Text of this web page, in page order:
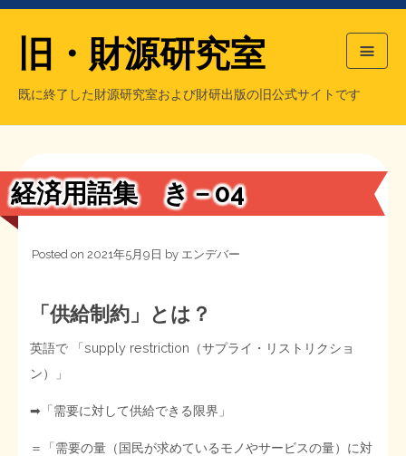
【国の、本当の】財源チラシ／旧・財源研究室
シン財源はあなたです／合同誌／旧・サブカル分室
もっと知りたい方へ
マネクリ戦士 RED & BLACK
STOPインボイス作品集
旧・財源研究室
既に終了した財源研究室および財研出版の旧公式サイトです
旧・財源研究室について
チラシ発行部数
会計報告
旧・財研出版について
会計報告
経済用語集 き－04
Posted on 2021年5月9日 by エンデバー
「供給制約 」とは？
英語で 「supply restriction（サプライ・リストリクショ
ン）」
➡︎「需要に対して供給できる限界」
＝「需要の量（国民が求めているモノやサービスの量）に対